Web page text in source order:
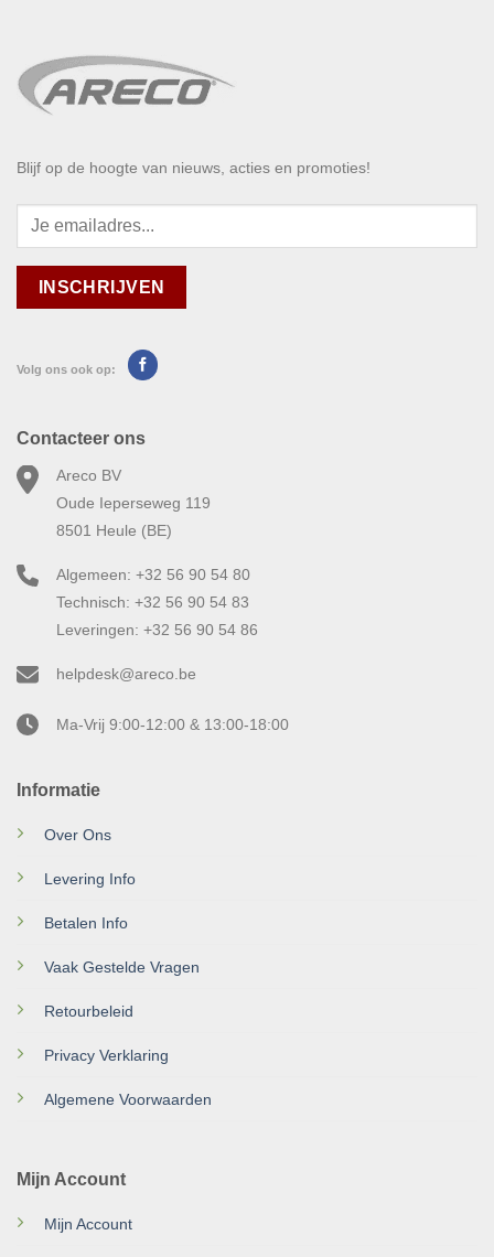
Blijf op de hoogte van nieuws, acties en promoties!
Volg ons ook op:
Informatie
Over Ons
Levering Info
Betalen Info
Vaak Gestelde Vragen
Retourbeleid
Privacy Verklaring
Algemene Voorwaarden
Mijn Account
Mijn Account
Contacteer ons
Areco BV
Oude Ieperseweg 119
8501 Heule (BE)
Algemeen: +32 56 90 54 80
Technisch: +32 56 90 54 83
Leveringen: +32 56 90 54 86
helpdesk@areco.be
Ma-Vrij 9:00-12:00 & 13:00-18:00